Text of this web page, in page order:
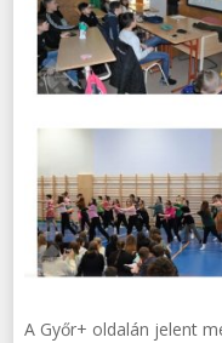
A Győr+ oldalán jelent